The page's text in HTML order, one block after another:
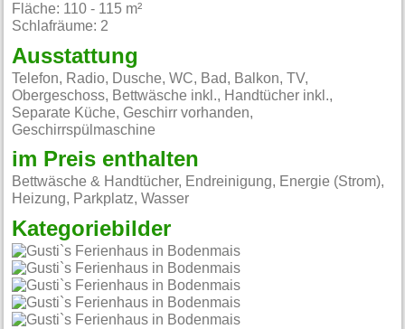
Fläche: 110 - 115 m²
Schlafräume: 2
Ausstattung
Telefon, Radio, Dusche, WC, Bad, Balkon, TV,
Obergeschoss, Bettwäsche inkl., Handtücher inkl.,
Separate Küche, Geschirr vorhanden,
Geschirrspülmaschine
im Preis enthalten
Bettwäsche & Handtücher, Endreinigung, Energie (Strom),
Heizung, Parkplatz, Wasser
Kategoriebilder